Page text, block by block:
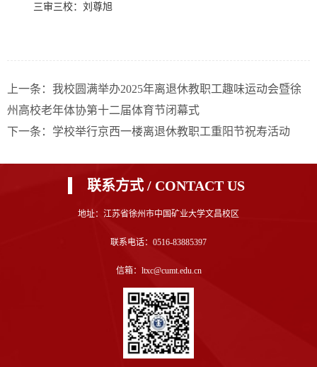
三审三校：刘尊旭
上一条：我校圆满举办2025年离退休教职工趣味运动会暨徐
州高校老年体协第十二届体育节闭幕式
下一条：学校举行京西一楼离退休教职工重阳节祝寿活动
联系方式 / CONTACT US
地址：江苏省徐州市中国矿业大学文昌校区
联系电话：0516-83885397
信箱：ltxc@cumt.edu.cn